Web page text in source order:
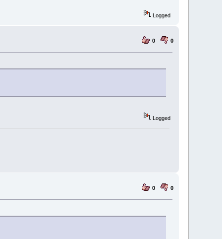
Logged
0 0
Logged
0 0